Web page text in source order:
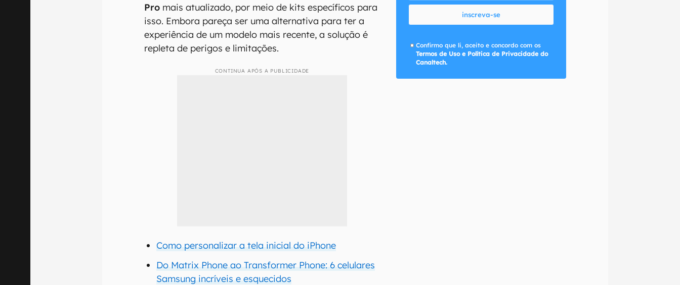
Pro mais atualizado, por meio de kits específicos para
isso. Embora pareça ser uma alternativa para ter a
experiência de um modelo mais recente, a solução é
repleta de perigos e limitações.
CONTINUA APÓS A PUBLICIDADE
Como personalizar a tela inicial do iPhone
Do Matrix Phone ao Transformer Phone: 6 celulares
Samsung incríveis e esquecidos
inscreva-se
Confirmo que li, aceito e concordo com os
Termos de Uso e Política de Privacidade do
Canaltech.